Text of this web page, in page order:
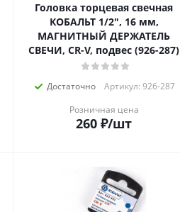
Головка торцевая свечная
КОБАЛЬТ 1/2", 16 мм,
МАГНИТНЫЙ ДЕРЖАТЕЛЬ
СВЕЧИ, CR-V, подвес (926-287)
Достаточно
Артикул: 926-287
Розничная цена
260 ₽/шт